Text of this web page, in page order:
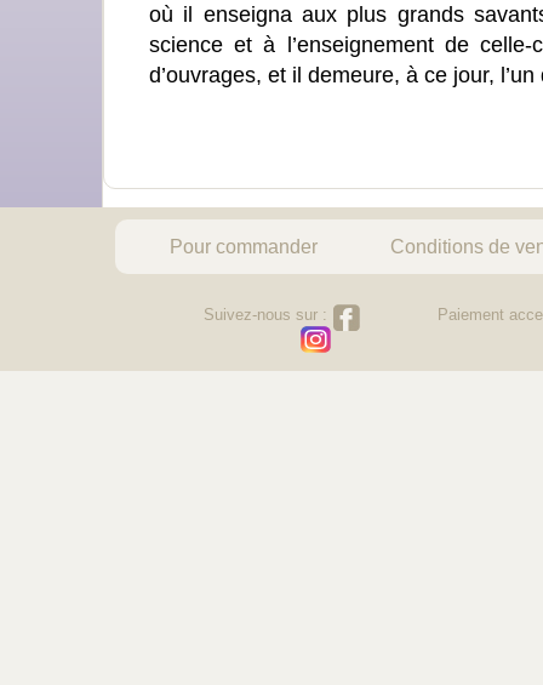
où il enseigna aux plus grands
science et à l’enseignement de
d’ouvrages, et il demeure, à ce jour,
Pour commander Conditions de
Suivez-nous sur : Paiement